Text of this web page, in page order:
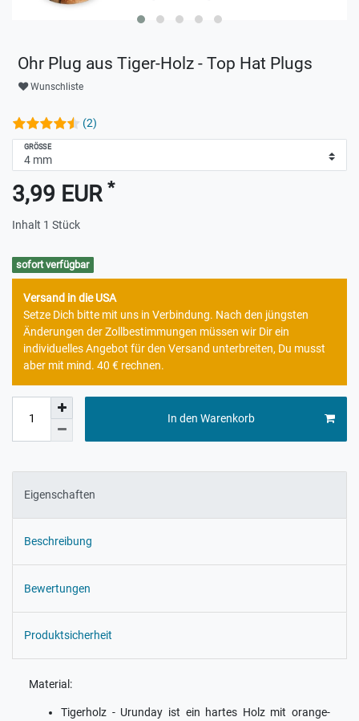
Ohr Plug aus Tiger-Holz - Top Hat Plugs
Wunschliste
(2)
GRÖSSE
3,99 EUR *
Inhalt 1 Stück
sofort verfügbar
Versand in die USA
Setze Dich bitte mit uns in Verbindung. Nach den jüngsten
Änderungen der Zollbestimmungen müssen wir Dir ein
individuelles Angebot für den Versand unterbreiten, Du musst
aber mit mind. 40 € rechnen.
In den Warenkorb
Eigenschaften
Beschreibung
Bewertungen
Produktsicherheit
Material:
Tigerholz - Urunday ist ein hartes Holz mit orange-